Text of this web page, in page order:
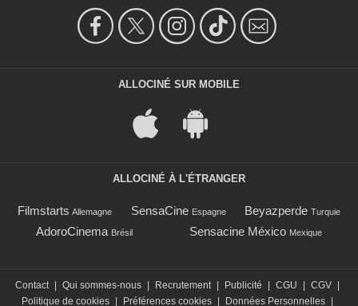
ALLOCINÉ SUR MOBILE
ALLOCINÉ À L'ÉTRANGER
Filmstarts Allemagne SensaCine Espagne Beyazperde Turquie
AdoroCinema Brésil Sensacine México Mexique
Contact Qui sommes-nous Recrutement Publicité CGU CGV
Politique de cookies
Préférences cookies Données Personnelles